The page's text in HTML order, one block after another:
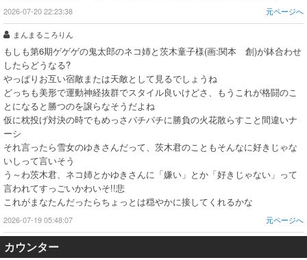
2026-07-20 22:23:38 元ページへ
まんまるころりん
もしも第6期ゲゲゲの鬼太郎のネコ姉と茨木童子様(画:関本 創)が鉢合わせ
したらどうなる?
やっぱりお互い宿敵または天敵として見るでしょうね
どっちも美形で運動神経抜群でスタイル良いけどさ、もうこれが格闘のこ
とになると勝つのを譲らなそうだよね
仮に枕投げ対決の時でもめっさバチバチに勝負の火花散らすこと間違いナ
ーシ
それ言ったら雪女のゆきさんだって、茨木君のこともそんなに好きじゃな
いしって言いそう
う～わ茨木君、ネコ姉とかゆきさんに「嫌い」とか「好きじゃない」って
言われてすっごいかわいそ!!悲
これがまなたんだったらちょっとは穏やかに接してくれるかな
2026-07-19 05:48:07 元ページへ
カウンター